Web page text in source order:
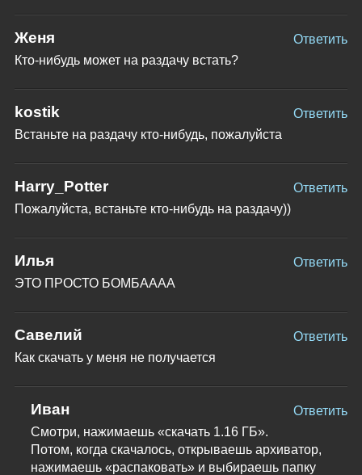
Женя
Кто-нибудь может на раздачу встать?
Ответить
kostik
Встаньте на раздачу кто-нибудь, пожалуйста
Ответить
Harry_Potter
Пожалуйста, встаньте кто-нибудь на раздачу))
Ответить
Илья
ЭТО ПРОСТО БОМБАААА
Ответить
Савелий
Как скачать у меня не получается
Ответить
Иван
Смотри, нажимаешь «скачать 1.16 ГБ».
Потом, когда скачалось, открываешь архиватор,
нажимаешь «распаковать» и выбираешь папку
Ответить